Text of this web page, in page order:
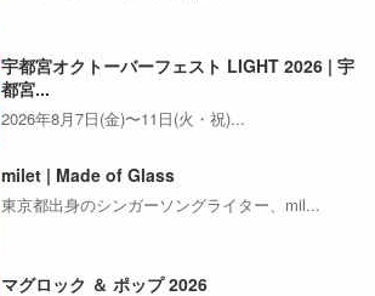
宇都宮オクトーバーフェスト LIGHT 2026 | 宇
都宮...
2026年8月7日(金)〜11日(火・祝)...
milet | Made of Glass
東京都出身のシンガーソングライター、mil...
マグロック ＆ ポップ 2026